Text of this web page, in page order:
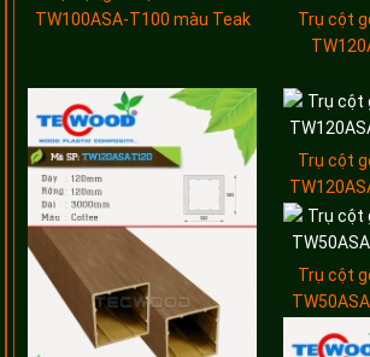
TW100ASA-T100 màu Teak
Trụ cột
Trụ cột
Trụ cột